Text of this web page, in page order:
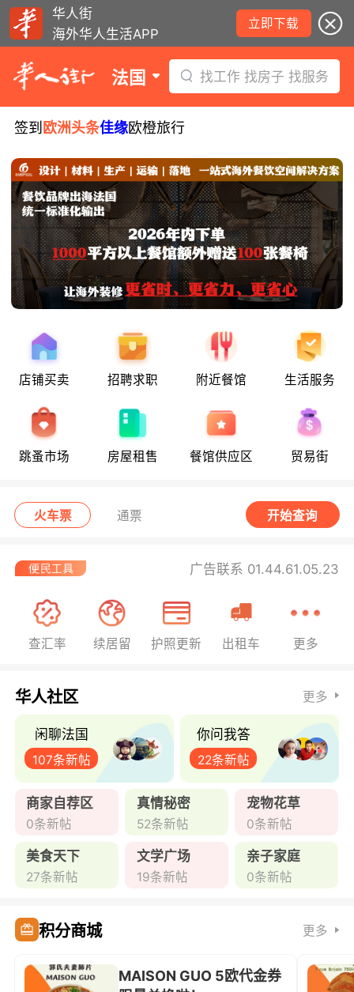
华人街
海外华人生活APP
立即下载
法国 找工作 找房子 找服务
签到 欧洲头条佳缘欧橙旅行
店铺买卖 招聘求职 附近餐馆 生活服务
跳蚤市场 房屋租售 餐馆供应区 贸易街
火车票 通票 开始查询
广告联系 01.44.61.05.23
查汇率 续居留 护照更新 出租车 更多
华人社区 更多
闲聊法国
107条新帖
你问我答
22条新帖
商家自荐区
0条新帖
真情秘密
52条新帖
宠物花草
0条新帖
美食天下
27条新帖
文学广场
19条新帖
亲子家庭
0条新帖
积分商城 更多
MAISON GUO 5欧代金券